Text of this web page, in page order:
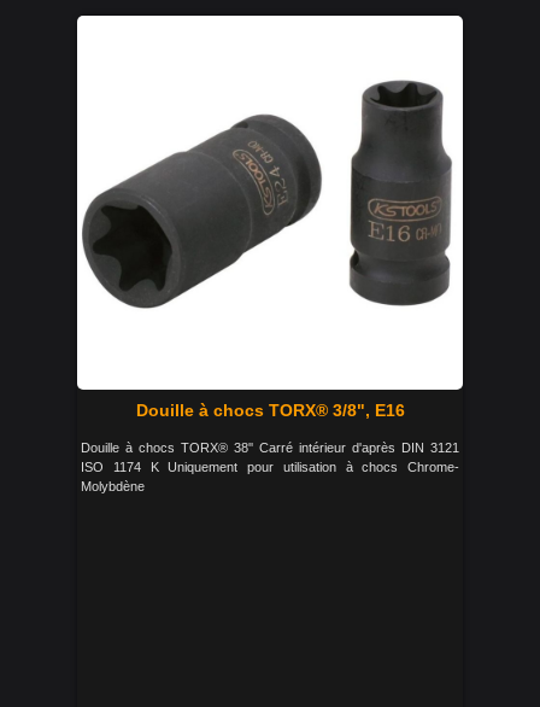
Douille à chocs TORX® 3/8", E16
Douille à chocs TORX® 38'' Carré intérieur d'après DIN 3121
ISO 1174 K Uniquement pour utilisation à chocs Chrome-
Molybdène